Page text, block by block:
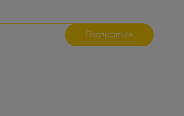
Подписаться